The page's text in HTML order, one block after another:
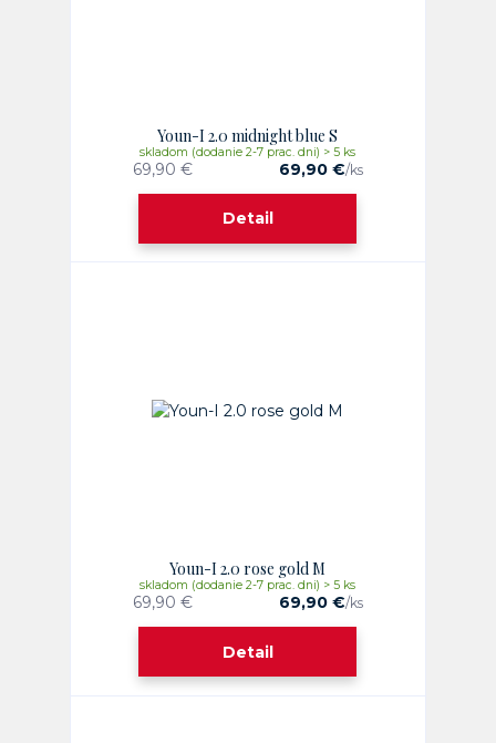
Youn-I 2.0 midnight blue S
69,90 € 69,90 €/ks
skladom (dodanie 2-7 prac. dni) > 5 ks
Detail
Youn-I 2.0 rose gold M
69,90 € 69,90 €/ks
skladom (dodanie 2-7 prac. dni) > 5 ks
Detail